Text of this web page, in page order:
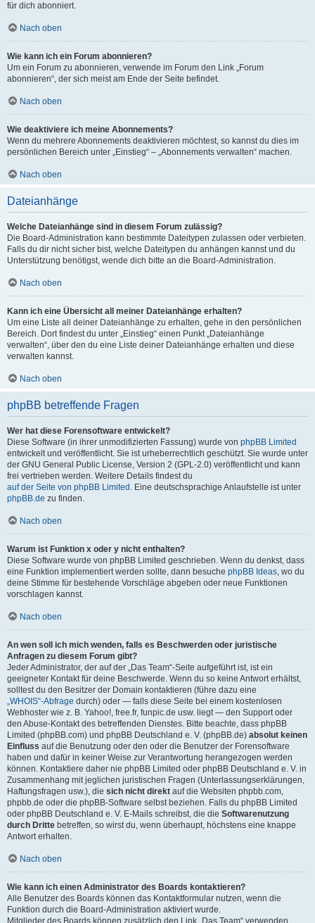
für dich abonniert.
Nach oben
Wie kann ich ein Forum abonnieren?
Um ein Forum zu abonnieren, verwende im Forum den Link „Forum
abonnieren“, der sich meist am Ende der Seite befindet.
Nach oben
Wie deaktiviere ich meine Abonnements?
Wenn du mehrere Abonnements deaktivieren möchtest, so kannst du dies im
persönlichen Bereich unter „Einstieg“ – „Abonnements verwalten“ machen.
Nach oben
Dateianhänge
Welche Dateianhänge sind in diesem Forum zulässig?
Die Board-Administration kann bestimmte Dateitypen zulassen oder verbieten.
Falls du dir nicht sicher bist, welche Dateitypen du anhängen kannst und du
Unterstützung benötigst, wende dich bitte an die Board-Administration.
Nach oben
Kann ich eine Übersicht all meiner Dateianhänge erhalten?
Um eine Liste all deiner Dateianhänge zu erhalten, gehe in den persönlichen
Bereich. Dort findest du unter „Einstieg“ einen Punkt „Dateianhänge
verwalten“, über den du eine Liste deiner Dateianhänge erhalten und diese
verwalten kannst.
Nach oben
phpBB betreffende Fragen
Wer hat diese Forensoftware entwickelt?
Diese Software (in ihrer unmodifizierten Fassung) wurde von phpBB Limited
entwickelt und veröffentlicht. Sie ist urheberrechtlich geschützt. Sie wurde unter
der GNU General Public License, Version 2 (GPL-2.0) veröffentlicht und kann
frei vertrieben werden. Weitere Details findest du
auf der Seite von phpBB Limited . Eine deutschsprachige Anlaufstelle ist unter
phpBB.de zu finden.
Nach oben
Warum ist Funktion x oder y nicht enthalten?
Diese Software wurde von phpBB Limited geschrieben. Wenn du denkst, dass
eine Funktion implementiert werden sollte, dann besuche phpBB Ideas, wo du
deine Stimme für bestehende Vorschläge abgeben oder neue Funktionen
vorschlagen kannst.
Nach oben
An wen soll ich mich wenden, falls es Beschwerden oder juristische
Anfragen zu diesem Forum gibt?
Jeder Administrator, der auf der „Das Team“-Seite aufgeführt ist, ist ein
geeigneter Kontakt für deine Beschwerde. Wenn du so keine Antwort erhältst,
solltest du den Besitzer der Domain kontaktieren (führe dazu eine
„WHOIS“-Abfrage durch) oder — falls diese Seite bei einem kostenlosen
Webhoster wie z. B. Yahoo!, free.fr, funpic.de usw. liegt — den Support oder
den Abuse-Kontakt des betreffenden Dienstes. Bitte beachte, dass phpBB
Limited (phpBB.com) und phpBB Deutschland e. V. (phpBB.de) absolut keinen
Einfluss auf die Benutzung oder den oder die Benutzer der Forensoftware
haben und dafür in keiner Weise zur Verantwortung herangezogen werden
können. Kontaktiere daher nie phpBB Limited oder phpBB Deutschland e. V. in
Zusammenhang mit jeglichen juristischen Fragen (Unterlassungserklärungen,
Haftungsfragen usw.), die sich nicht direkt auf die Websiten phpbb.com,
phpbb.de oder die phpBB-Software selbst beziehen. Falls du phpBB Limited
oder phpBB Deutschland e. V. E-Mails schreibst, die die Softwarenutzung
durch Dritte betreffen, so wirst du, wenn überhaupt, höchstens eine knappe
Antwort erhalten.
Nach oben
Wie kann ich einen Administrator des Boards kontaktieren?
Alle Benutzer des Boards können das Kontaktformular nutzen, wenn die
Funktion durch die Board-Administration aktiviert wurde.
Mitglieder des Boards können zusätzlich den Link „Das Team“ verwenden.